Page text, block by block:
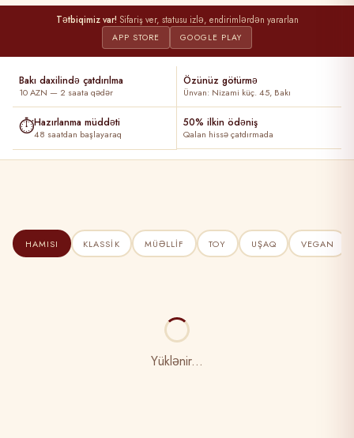
Tətbiqimiz var! Sifariş ver, statusu izlə, endirimlərdən yararlan
APP STORE GOOGLE PLAY
Bakı daxilində çatdırılma
10 AZN — 2 saata qədər
Özünüz götürmə
Ünvan: Nizami küç. 45, Bakı
⏱Hazırlanma müddəti
48 saatdan başlayaraq
50% ilkin ödəniş
Qalan hissə çatdırmada
HAMISI KLASSIK MÜƏLLIF TOY UŞAQ VEGAN
Yüklənir...